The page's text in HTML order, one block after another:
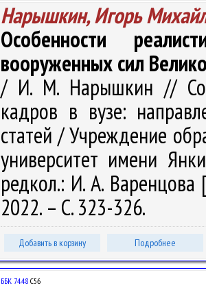
Нарышкин, Игорь
Особенности
вооруженных сил
/ И. М. Нарышкин //
кадров в вузе:
статей / Учреждение
университет имени
редкол.: И. А.
2022. – С. 323-326.
Добавить в корзину Подробнее
ББК 74.48 С56